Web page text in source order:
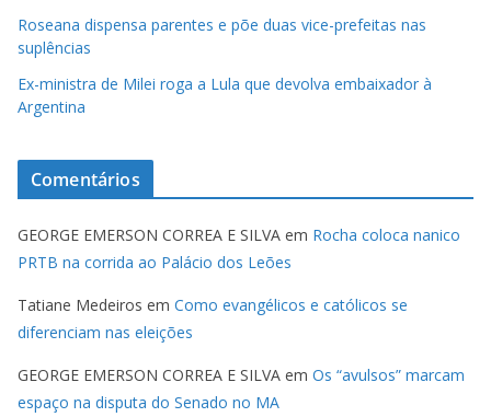
Roseana dispensa parentes e põe duas vice-prefeitas nas
suplências
Ex-ministra de Milei roga a Lula que devolva embaixador à
Argentina
Comentários
GEORGE EMERSON CORREA E SILVA em Rocha coloca nanico
PRTB na corrida ao Palácio dos Leões
Tatiane Medeiros em Como evangélicos e católicos se
diferenciam nas eleições
GEORGE EMERSON CORREA E SILVA em Os “avulsos” marcam
espaço na disputa do Senado no MA